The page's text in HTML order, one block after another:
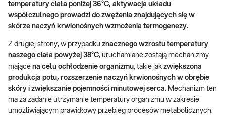
temperatury ciała poniżej 36°C, aktywacja układu
współczulnego prowadzi do zwężenia znajdujących się w
skórze naczyń krwionośnych wzmożenia termogenezy.
Z drugiej strony, w przypadku znacznego wzrostu temperatury
naszego ciała powyżej 38°C, uruchamiane zostają mechanizmy
mające na celu ochłodzenie organizmu, takie jak zwiększona
produkcja potu, rozszerzenie naczyń krwionośnych w obrębie
skóry i zwiększanie pojemności minutowej serca. Mechanizm ten
ma za zadanie utrzymanie temperatury organizmu w zakresie
umożliwiającym prawidłowy przebieg procesów metabolicznych.